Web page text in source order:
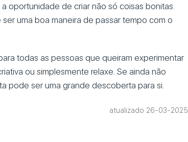
oportunidade de criar não só coisas bonitas.
uma boa maneira de passar tempo com o
todas as pessoas que queiram experimentar
ou simplesmente relaxe. Se ainda não
pode ser uma grande descoberta para si.
atualizado 26-03-2025